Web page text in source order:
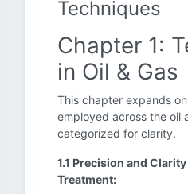
Techniques
Chapter 1:
in Oil & Gas
This chapter expands
employed across the oil
categorized for clarity.
1.1 Precision and
Treatment: